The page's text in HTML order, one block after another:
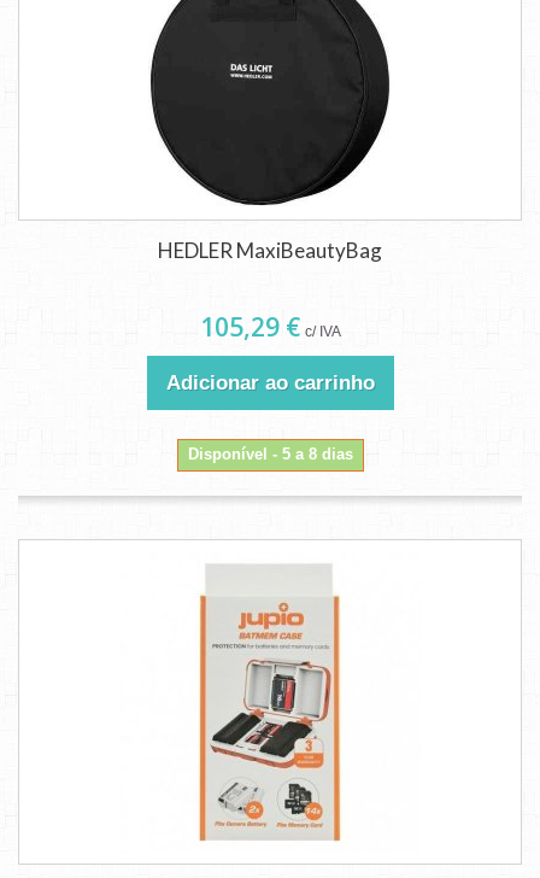
HEDLER MaxiBeautyBag
105,29 € c/ IVA
Adicionar ao carrinho
Disponível - 5 a 8 dias